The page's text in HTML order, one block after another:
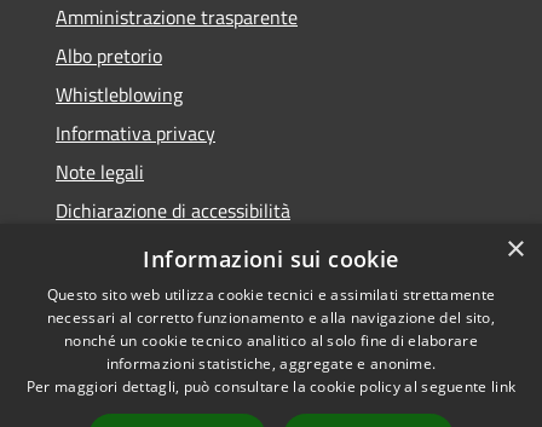
Amministrazione trasparente
Albo pretorio
Whistleblowing
Informativa privacy
Note legali
Dichiarazione di accessibilità
Obiettivi di accessibilità 2026
Accessibilità
Copyright © 2026 • Comune di
Rubano • Powered by
×
Informazioni sui cookie
Questo sito web utilizza cookie tecnici e assimilati strettamente
necessari al corretto funzionamento e alla navigazione del sito,
nonché un cookie tecnico analitico al solo fine di elaborare
informazioni statistiche, aggregate e anonime.
Per maggiori dettagli, può consultare la cookie policy al seguente link